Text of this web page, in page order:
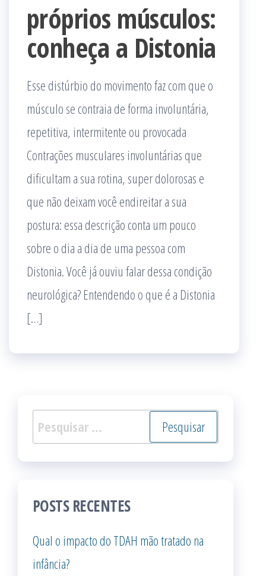
próprios músculos:
conheça a Distonia
Esse distúrbio do movimento faz com que o
músculo se contraia de forma involuntária,
repetitiva, intermitente ou provocada
Contrações musculares involuntárias que
dificultam a sua rotina, super dolorosas e
que não deixam você endireitar a sua
postura: essa descrição conta um pouco
sobre o dia a dia de uma pessoa com
Distonia. Você já ouviu falar dessa condição
neurológica? Entendendo o que é a Distonia
[…]
Pesquisar
por:
POSTS RECENTES
Qual o impacto do TDAH mão tratado na
infância?